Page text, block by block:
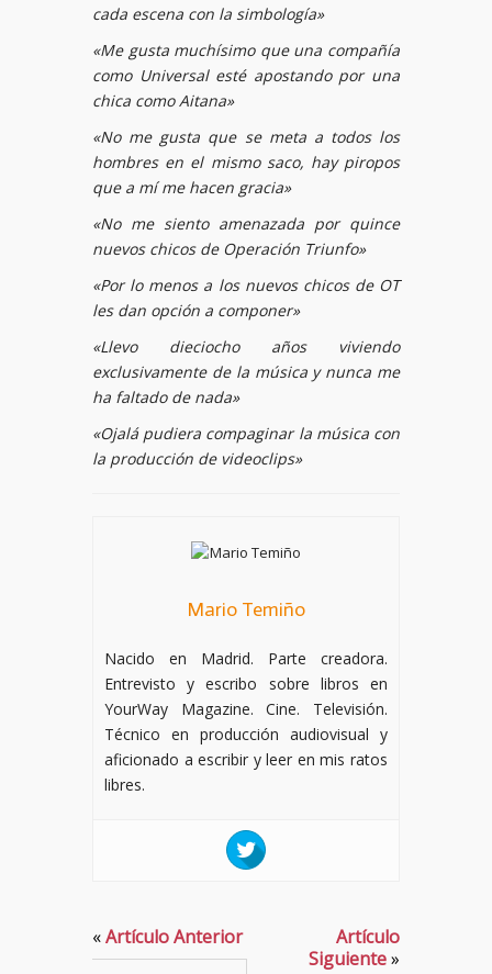
cada escena con la simbología»
«Me gusta muchísimo que una compañía
como Universal esté apostando por una
chica como Aitana»
«No me gusta que se meta a todos los
hombres en el mismo saco, hay piropos
que a mí me hacen gracia»
«No me siento amenazada por quince
nuevos chicos de Operación Triunfo»
«Por lo menos a los nuevos chicos de OT
les dan opción a componer»
«Llevo dieciocho años viviendo
exclusivamente de la música y nunca me
ha faltado de nada»
«Ojalá pudiera compaginar la música con
la producción de videoclips»
Mario Temiño
Nacido en Madrid. Parte creadora.
Entrevisto y escribo sobre libros en
YourWay Magazine. Cine. Televisión.
Técnico en producción audiovisual y
aficionado a escribir y leer en mis ratos
libres.
«Artículo Anterior
Artículo
Siguiente»